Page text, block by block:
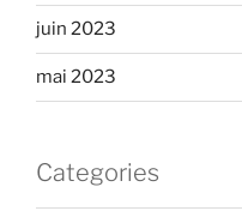
juin 2023
mai 2023
Categories